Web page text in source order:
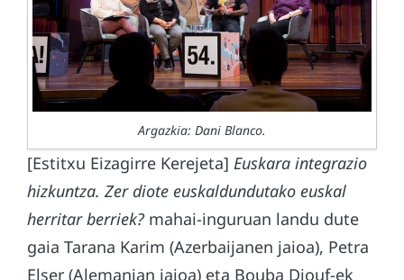
Argazkia: Dani Blanco.
[Estitxu Eizagirre Kerejeta] Euskara integrazio
hizkuntza. Zer diote euskaldundutako euskal
herritar berriek? mahai-inguruan landu dute
gaia Tarana Karim (Azerbaijanen jaioa), Petra
Elser (Alemanian jaioa) eta Bouba Diouf-ek